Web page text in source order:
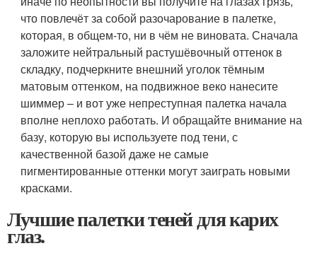
что повлечёт за собой разочарование в палетке,
которая, в общем-то, ни в чём не виновата. Сначала
заложите нейтральный растушёвочный оттенок в
складку, подчеркните внешний уголок тёмным
матовым оттенком, на подвижное веко нанесите
шиммер – и вот уже непреступная палетка начала
вполне неплохо работать. И обращайте внимание на
базу, которую вы используете под тени, с
качественной базой даже не самые
пигментированные оттенки могут заиграть новыми
красками.
Лучшие палетки теней для карих
глаз.